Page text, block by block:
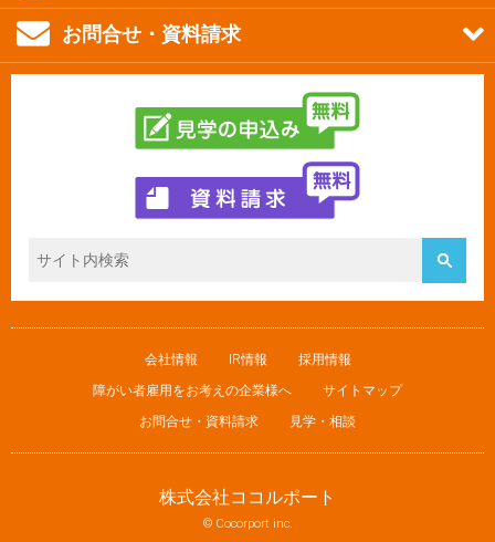
お問合せ・資料請求
会社情報 IR情報
採用情報
障がい者雇用をお考えの企業様へ
サイトマップ
お問合せ・資料請求
見学・相談
株式会社ココルポート
© Cocorport inc.